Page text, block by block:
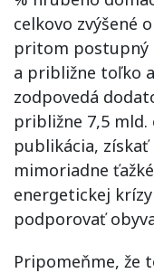
celkovo zvýšené
pritom postupný
a približne toľko
zodpovedá
približne 7,5 mld.
publikácia,
mimoriadne
energetickej
podporovať
Pripomeňme, že